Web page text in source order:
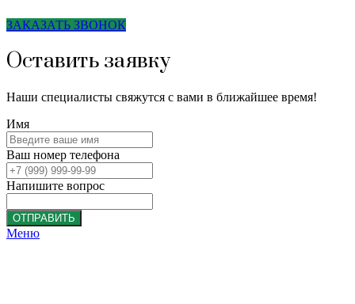
ЗАКАЗАТЬ ЗВОНОК
Оставить заявку
Наши специалисты свяжутся с вами в ближайшее время!
Имя
Ваш номер телефона
Напишите вопрос
ОТПРАВИТЬ
Меню